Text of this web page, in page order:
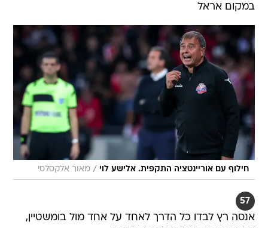
במקום אראל
חילוף עם אוריינטציה התקפית. אלישע לוי / מאור אלקסלסי
57
אנסה רץ לבדו כל הדרך לאחד על אחד מול בומשטיין,